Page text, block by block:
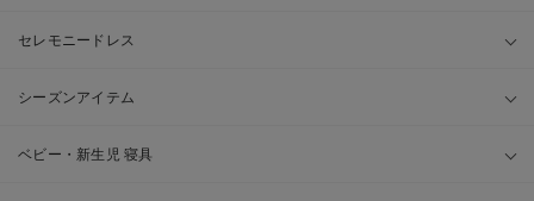
セレモニードレス
シーズンアイテム
ベビー・新生児 寝具